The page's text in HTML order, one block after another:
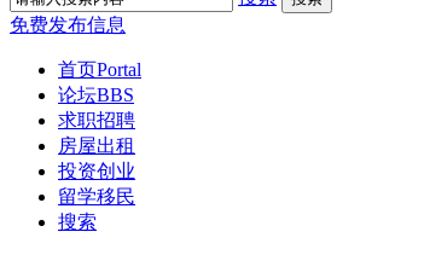
免费发布信息
首页Portal
论坛BBS
求职招聘
房屋出租
投资创业
留学移民
搜索